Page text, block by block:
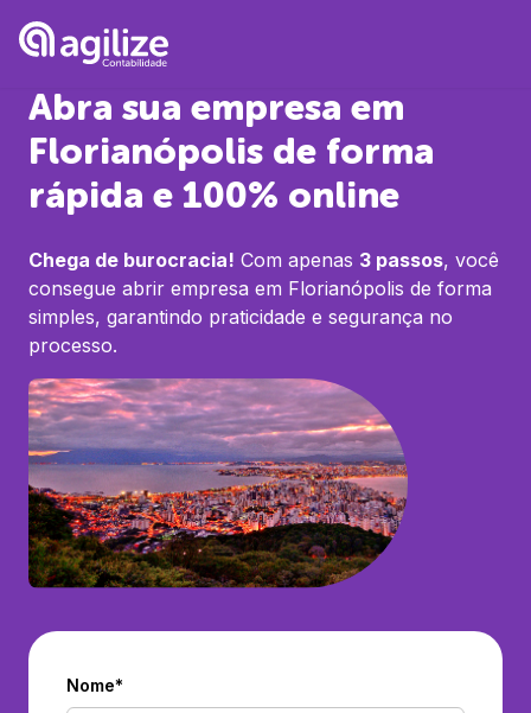
Abra sua empresa em
Florianópolis de forma
rápida e 100% online
Chega de burocracia! Com apenas 3 passos, você
consegue abrir empresa em Florianópolis de forma
simples, garantindo praticidade e segurança no
processo.
Nome*